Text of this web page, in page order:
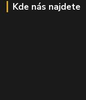
Kde nás najdete